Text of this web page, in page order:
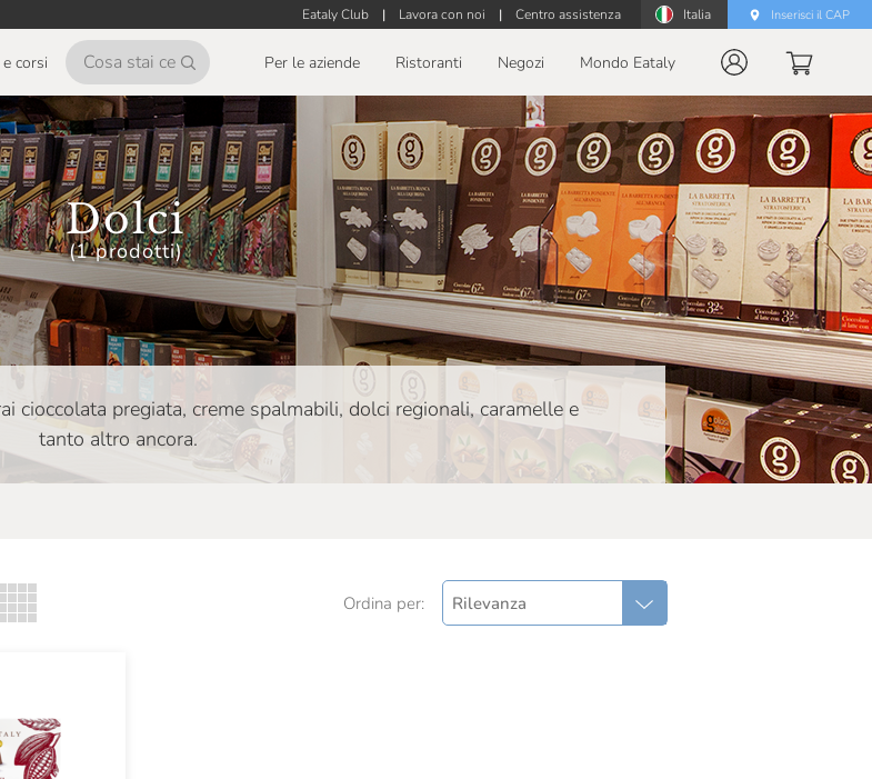
Eataly Club | Lavora con noi | Centro assistenza Italia Inserisci il CAP
corsi Per le aziende Ristoranti Negozi Mondo Eataly
Dolci
(1 prodotti)
cioccolata pregiata, creme spalmabili, dolci regionali, caramelle e
tanto altro ancora.
Ordina per: Rilevanza